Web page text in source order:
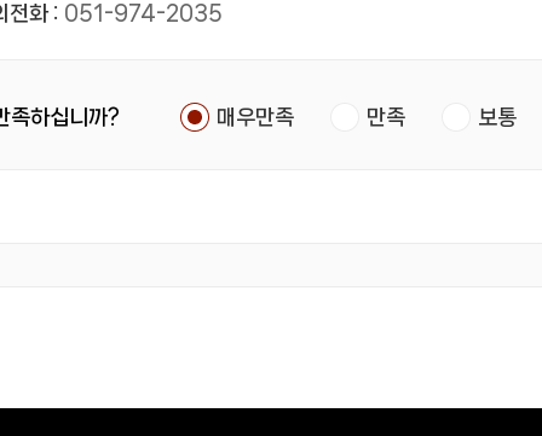
전화 : 051-974-2035
족하십니까? 매우만족 만족 보통